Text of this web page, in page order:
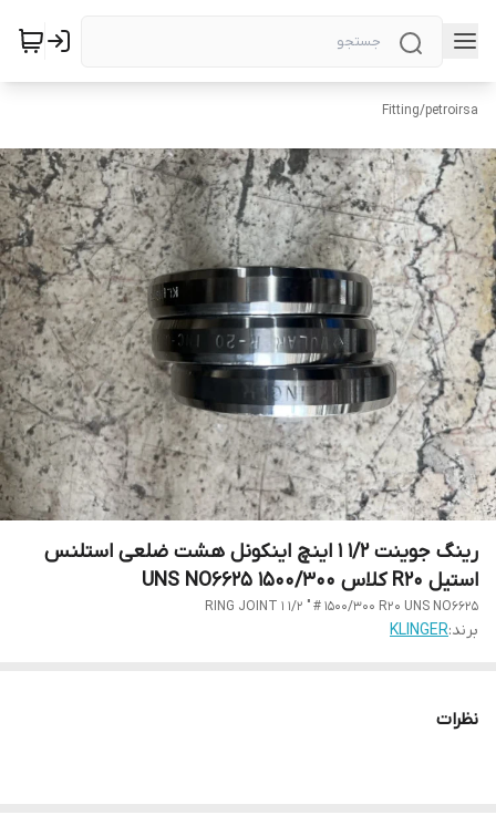
petroirsa
/
Fitting
رینگ جوینت 1/2 1 اینچ اینکونل هشت ضلعی استلنس
استیل R20 کلاس 1500/300 UNS NO6625
RING JOINT 1 1/2 " # 1500/300 R20 UNS NO6625
برند:KLINGER
نظرات